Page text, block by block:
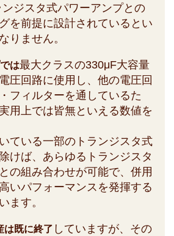
ジスタ式パワーアンプとの
を前提に設計されているとい
りません。
は最大クラスの330μF大容量
圧回路に使用し、他の電圧回
フィルターを通しているた
用上では皆無といえる数値を
ている一部のトランジスタ式
けば、あらゆるトランジスタ
の組み合わせが可能で、併用
いパフォーマンスを発揮する
ます。
は既に終了 していますが、その